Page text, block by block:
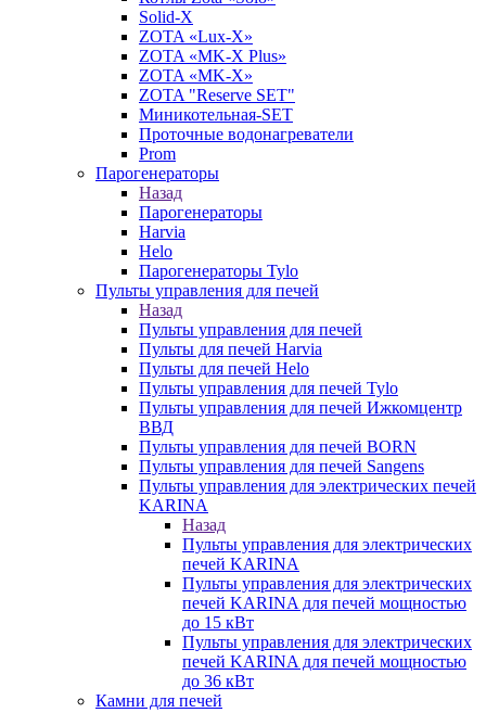
Solid-X
ZOTA «Lux-X»
ZOTA «MK-X Plus»
ZOTA «MK-X»
ZOTA "Reserve SET"
Миникотельная-SET
Проточные водонагреватели
Prom
Парогенераторы
Назад
Парогенераторы
Harvia
Helo
Парогенераторы Tylo
Пульты управления для печей
Назад
Пульты управления для печей
Пульты для печей Harvia
Пульты для печей Helo
Пульты управления для печей Tylo
Пульты управления для печей Ижкомцентр
ВВД
Пульты управления для печей BORN
Пульты управления для печей Sangens
Пульты управления для электрических печей
KARINA
Назад
Пульты управления для электрических
печей KARINA
Пульты управления для электрических
печей KARINA для печей мощностью
до 15 кВт
Пульты управления для электрических
печей KARINA для печей мощностью
до 36 кВт
Камни для печей